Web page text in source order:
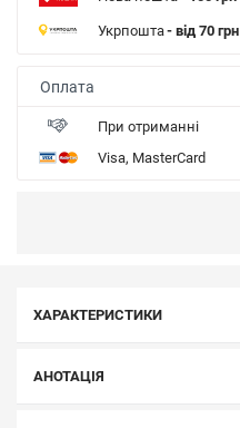
Укрпошта- від 70 грн
Оплата
При отриманні
Visa, MasterCard
ХАРАКТЕРИСТИКИ
АНОТАЦІЯ